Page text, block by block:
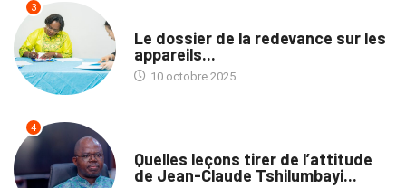
3
Le dossier de la redevance sur les
appareils...
10 octobre 2025
4
Quelles leçons tirer de l’attitude
de Jean-Claude Tshilumbayi...